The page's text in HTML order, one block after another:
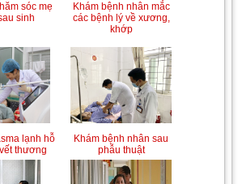
sóc mẹ
sinh
Khám bệnh nhân mắc
các bệnh lý về xương,
khớp
lạnh hỗ
thương
Khám bệnh nhân sau
phẫu thuật